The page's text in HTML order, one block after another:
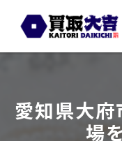
愛知県大
場